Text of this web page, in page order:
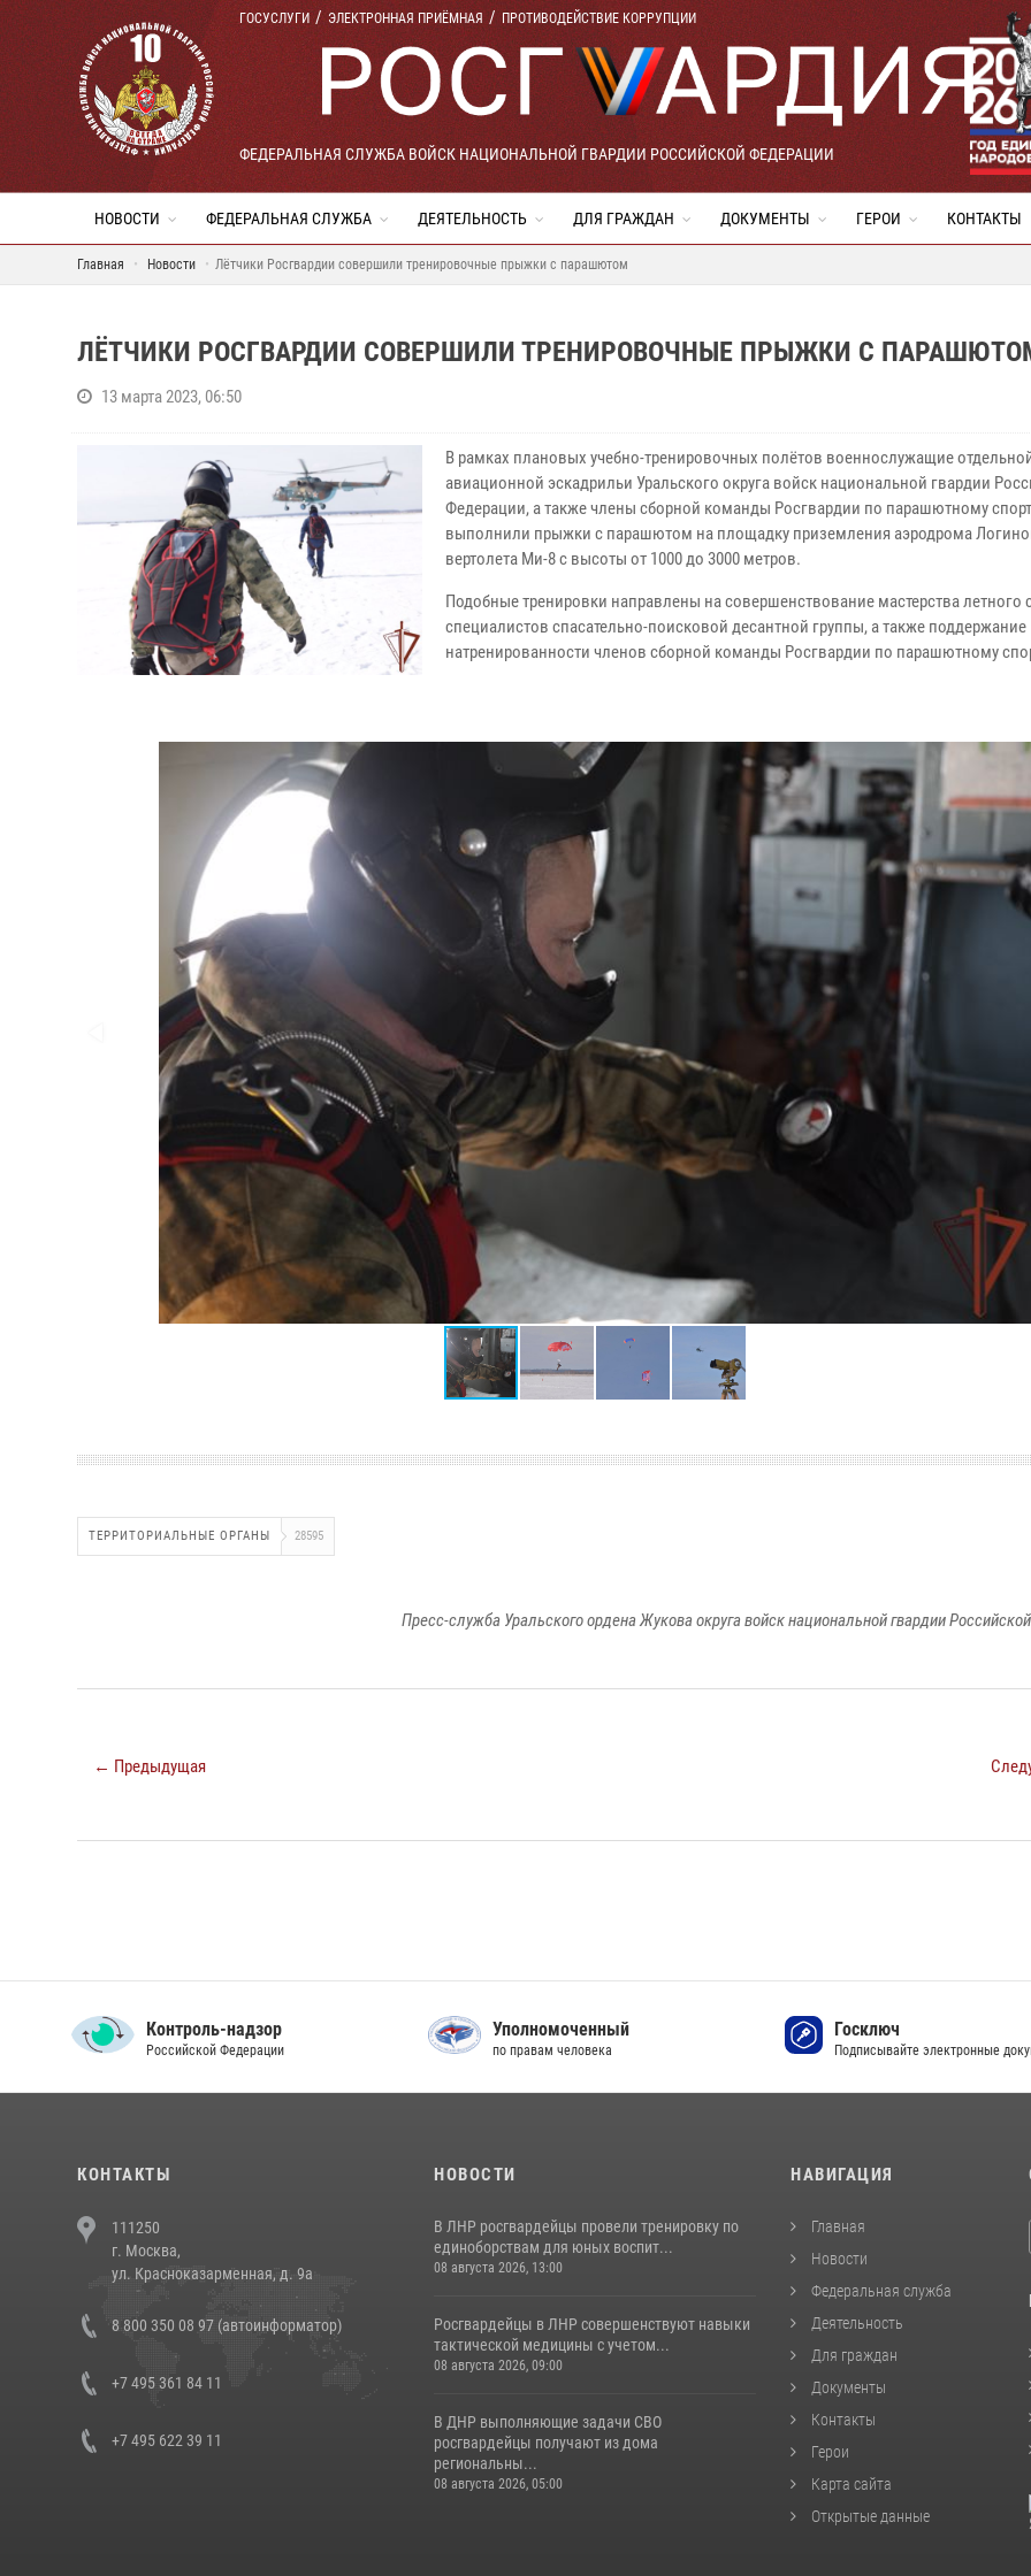
ГОСУСЛУГИ ЭЛЕКТРОННАЯ ПРИЁМНАЯ ПРОТИВОДЕЙСТВИЕ КОРРУПЦИИ
ФЕДЕРАЛЬНАЯ СЛУЖБА ВОЙСК НАЦИОНАЛЬНОЙ ГВАРДИИ РОССИЙСКОЙ ФЕДЕРАЦИИ
НОВОСТИ ФЕДЕРАЛЬНАЯ СЛУЖБА ДЕЯТЕЛЬНОСТЬ ДЛЯ ГРАЖДАН ДОКУМЕНТЫ ГЕРОИ КОНТАКТЫ
Главная Новости Лётчики Росгвардии совершили тренировочные прыжки с парашютом
ЛЁТЧИКИ РОСГВАРДИИ СОВЕРШИЛИ ТРЕНИРОВОЧНЫЕ ПРЫЖКИ С
13 марта 2023, 06:50
В рамках плановых учебно-тренировочных полётов военнослужащие
авиационной эскадрильи Уральского округа войск национальной гвардии
Федерации, а также члены сборной команды Росгвардии по парашютному
выполнили прыжки с парашютом на площадку приземления аэродрома
вертолета Ми-8 с высоты от 1000 до 3000 метров.
Подобные тренировки направлены на совершенствование мастерства летного
специалистов спасательно-поисковой десантной группы, а также поддержание
натренированности членов сборной команды Росгвардии по парашютному
ТЕРРИТОРИАЛЬНЫЕ ОРГАНЫ 28595
Пресс-служба Уральского ордена Жукова округа войск национальной гвардии
← Предыдущая
Контроль-надзор
Российской Федерации
Уполномоченный
по правам человека
Госключ
Подписывайте электронные
КОНТАКТЫ
111250
г. Москва,
ул. Красноказарменная, д. 9а
8 800 350 08 97 (автоинформатор)
+7 495 361 84 11
+7 495 622 39 11
НОВОСТИ
В ЛНР росгвардейцы провели тренировку по
единоборствам для юных воспит...
08 августа 2026, 13:00
Росгвардейцы в ЛНР совершенствуют навыки
тактической медицины с учетом...
08 августа 2026, 09:00
В ДНР выполняющие задачи СВО
росгвардейцы получают из дома
региональны...
08 августа 2026, 05:00
НАВИГАЦИЯ
Главная
Новости
Федеральная служба
Деятельность
Для граждан
Документы
Контакты
Герои
Карта сайта
Открытые данные